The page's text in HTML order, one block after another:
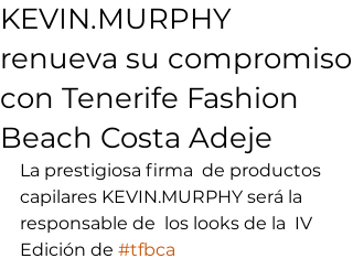
KEVIN.MURPHY
renueva su compromiso
con Tenerife Fashion
Beach Costa Adeje
La prestigiosa firma  de productos
capilares KEVIN.MURPHY será la
responsable de  los looks de la  IV
Edición de #tfbca